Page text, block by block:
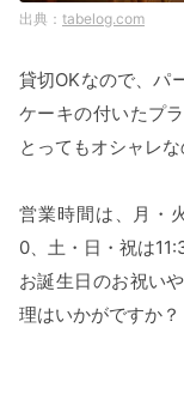
tabelog.com
貸切OKなので、パ
ケーキの付いたプ
とってもオシャレ
営業時間は、月・
0、土・日・祝は
お誕生日のお祝い
理はいかがですか？